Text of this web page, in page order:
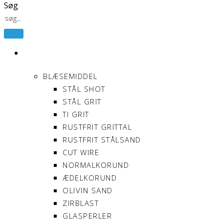
Søg
BLÆSEMIDDEL
STÅL SHOT
STÅL GRIT
TI GRIT
RUSTFRIT GRITTAL
RUSTFRIT STÅLSAND
CUT WIRE
NORMALKORUND
ÆDELKORUND
OLIVIN SAND
ZIRBLAST
GLASPERLER